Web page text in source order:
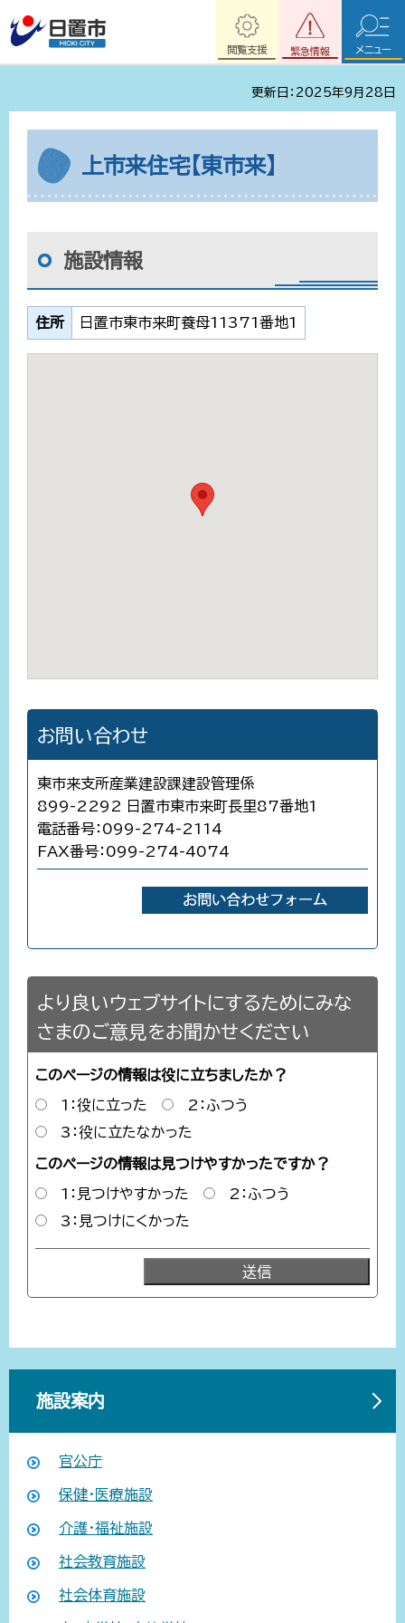
緊急情報
閲覧支援 メニュー
更新日：2025年9月28日
上市来住宅【東市来】
施設情報
住所 日置市東市来町養母11371番地1
お問い合わせ
東市来支所産業建設課建設管理係
899-2292 日置市東市来町長里87番地1
電話番号：099-274-2114
FAX番号：099-274-4074
より良いウェブサイトにするためにみな
さまのご意見をお聞かせください
このページの情報は役に立ちましたか？
1：役に立った
2：ふつう
3：役に立たなかった
このページの情報は見つけやすかったですか？
1：見つけやすかった
2：ふつう
3：見つけにくかった
施設案内
官公庁
保健・医療施設
介護・福祉施設
社会教育施設
社会体育施設